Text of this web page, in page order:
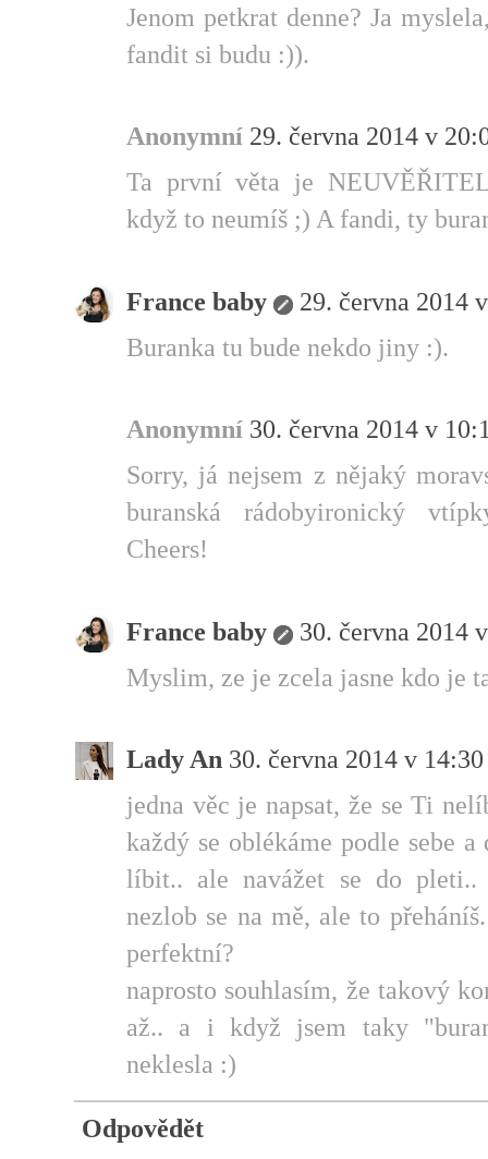
Jenom petkrat denne? Ja
fandit si budu :)).
Anonymní 29. června 2014 v
Ta první věta je
když to neumíš ;) A fandi, ty
France baby
29. června 2014
Buranka tu bude nekdo jiny :).
Anonymní 30. června 2014 v
Sorry, já nejsem z nějaký
buranská rádobyironický
Cheers!
France baby
30. června 2014
Myslim, ze je zcela jasne kdo je
Lady An 30. června 2014 v 14:30
jedna věc je napsat, že se Ti
každý se oblékáme podle sebe
líbit.. ale navážet se do pleti..
nezlob se na mě, ale to
perfektní?
naprosto souhlasím, že takový
až.. a i když jsem taky
neklesla :)
Odpovědět